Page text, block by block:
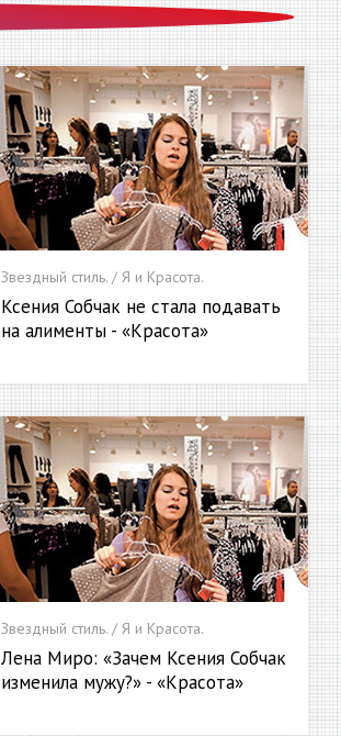
Звездный стиль. / Я и Красота.
Ксения Собчак не стала подавать
на алименты - «Красота»
Звездный стиль. / Я и Красота.
Лена Миро: «Зачем Ксения Собчак
изменила мужу?» - «Красота»